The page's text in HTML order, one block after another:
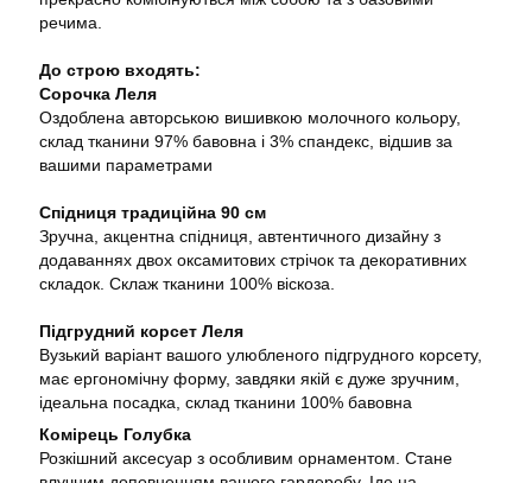
речима.
До строю входять:
Сорочка Леля
Оздоблена авторською вишивкою молочного кольору,
склад тканини 97% бавовна і 3% спандекс, відшив за
вашими параметрами
Спідниця традиційна 90 см
Зручна, акцентна спідниця, автентичного дизайну з
додаваннях двох оксамитових стрічок та декоративних
складок. Склаж тканини 100% віскоза.
Підгрудний корсет Леля
Вузький варіант вашого улюбленого підгрудного корсету,
має ергономічну форму, завдяки якій є дуже зручним,
ідеальна посадка, склад тканини 100% бавовна
Комірець Голубка
Розкішний аксесуар з особливим орнаментом. Стане